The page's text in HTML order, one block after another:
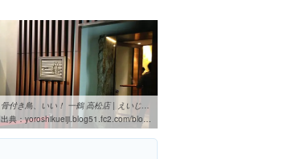
骨付き鳥、いい！ 一鶴 高松店 | えいじの食べ物ブログ
出典：yoroshikueiji.blog51.fc2.com/blog-entry-1369.html